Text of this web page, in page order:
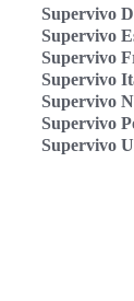
Supervivo
Supervivo
Supervivo
Supervivo
Supervivo
Supervivo
Supervivo